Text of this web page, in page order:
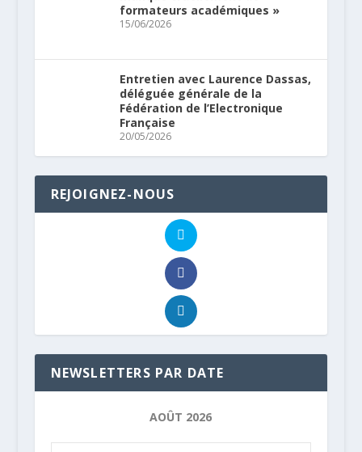
formateurs académiques »
15/06/2026
Entretien avec Laurence Dassas,
déléguée générale de la
Fédération de l’Electronique
Française
20/05/2026
REJOIGNEZ-NOUS
NEWSLETTERS PAR DATE
AOÛT 2026